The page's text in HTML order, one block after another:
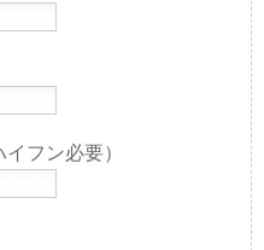
フン必要）